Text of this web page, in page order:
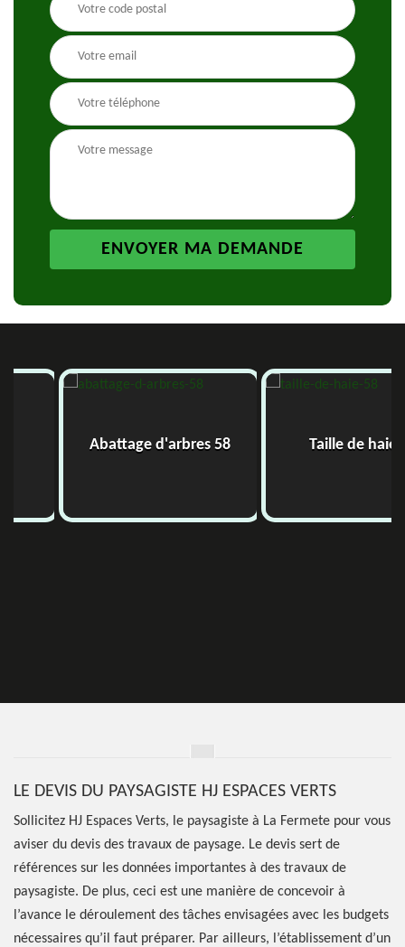
Abattage d'arbres 58 Taille de haie
LE DEVIS DU PAYSAGISTE HJ ESPACES VERTS
Sollicitez HJ Espaces Verts, le paysagiste à La Fermete pour vous
aviser du devis des travaux de paysage. Le devis sert de
références sur les données importantes à des travaux de
paysagiste. De plus, ceci est une manière de concevoir à
l’avance le déroulement des tâches envisagées avec les budgets
nécessaires qu’il faut préparer. Par ailleurs, l’établissement d’un